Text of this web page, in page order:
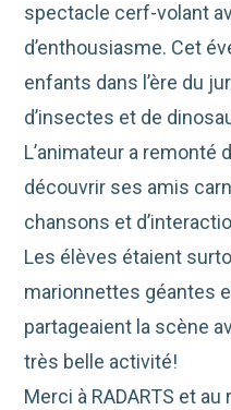
spectacle cerf-volant
d’enthousiasme. Cet
enfants dans l’ère du
d’insectes et de
L’animateur a remonté
découvrir ses amis
chansons et
Les élèves étaient
marionnettes géantes
partageaient la scène
très belle activité!
Merci à RADARTS et